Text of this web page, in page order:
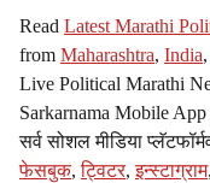
Read Latest Marathi
from Maharashtra, India,
Live Political Marathi
Sarkarnama Mobile
सर्व सोशल मीडिया
फेसबुक,ट्विटर,इन्स्टाग्राम